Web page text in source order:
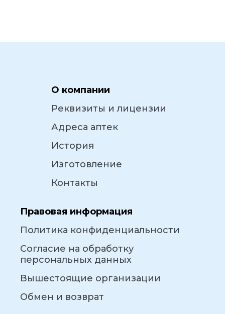
О компании
Реквизиты и лицензии
Адреса аптек
История
Изготовление
Контакты
Правовая информация
Политика конфиденциальности
Согласие на обработку
персональных данных
Вышестоящие организации
Обмен и возврат